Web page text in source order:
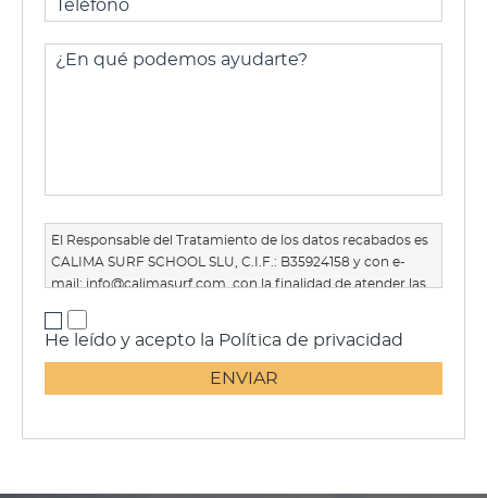
El Responsable del Tratamiento de los datos recabados es
CALIMA SURF SCHOOL SLU, C.I.F.: B35924158 y con e-
mail: info@calimasurf.com , con la finalidad de atender las
comentarios en los posts del Sitio Web y en las redes
sociales y el envío de comunicaciones comerciales.
Tienes derecho a revocar el consentimiento en cualquier
He leído y acepto la Política de privacidad